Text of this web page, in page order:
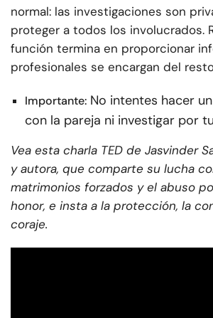
normal: las investigaciones son
proteger a todos los involucrados.
función termina en proporcionar
profesionales se encargan del
Importante: No intentes hacer
con la pareja ni investigar por
Vea esta charla TED de Jasvinder
y autora, que comparte su lucha
matrimonios forzados y el abuso
honor, e insta a la protección, la
coraje.